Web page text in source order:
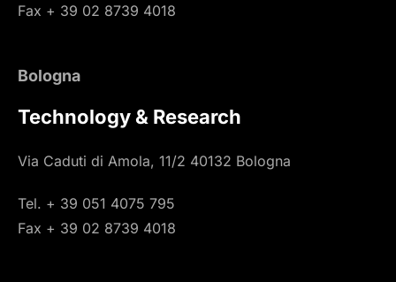
Fax + 39 02 8739 4018
Bologna
Technology & Research
Via Caduti di Amola, 11/2 40132 Bologna
Tel. + 39 051 4075 795
Fax + 39 02 8739 4018